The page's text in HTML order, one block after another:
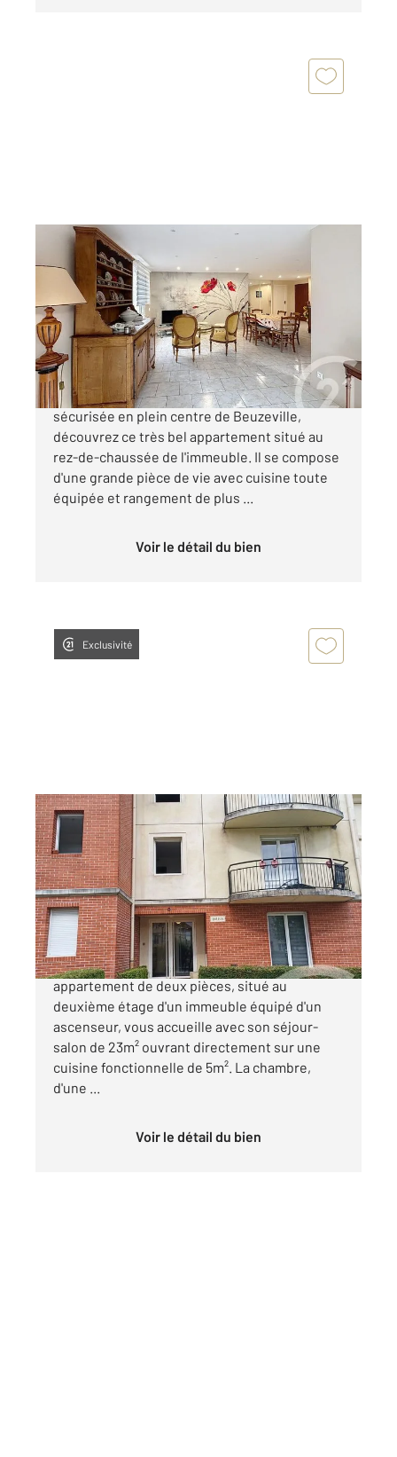
BEUZEVILLE 27
88,65 m2, 4 pièces
Ref : 15549
Appartement F3 à vendre
194 000 €
Situé dans une résidence de standing
sécurisée en plein centre de Beuzeville,
découvrez ce très bel appartement situé au
rez-de-chaussée de l'immeuble. Il se compose
d'une grande pièce de vie avec cuisine toute
équipée et rangement de plus ...
Voir le détail du bien
Exclusivité
BEUZEVILLE 27
46,50 m2, 2 pièces
Ref : 15707
Appartement F2 à vendre
83 000 €
Au cœur de Beuzeville, ce charmant
appartement de deux pièces, situé au
deuxième étage d'un immeuble équipé d'un
ascenseur, vous accueille avec son séjour-
salon de 23m² ouvrant directement sur une
cuisine fonctionnelle de 5m². La chambre,
d'une ...
Voir le détail du bien